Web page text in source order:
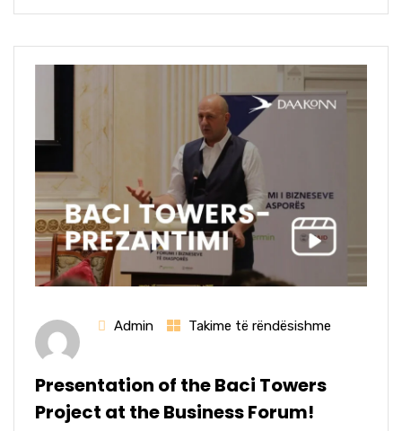
Admin Takime të rëndësishme
Presentation of the Baci Towers
Project at the Business Forum!